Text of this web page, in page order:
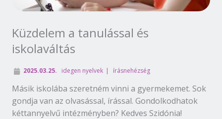
Küzdelem a tanulással és
iskolaváltás
2025.03.25. idegen nyelvek írásnehézség
Másik iskolába szeretném vinni a gyermekemet. Sok
gondja van az olvasással, írással. Gondolkodhatok
kéttannyelvű intézményben? Kedves Szidónia!